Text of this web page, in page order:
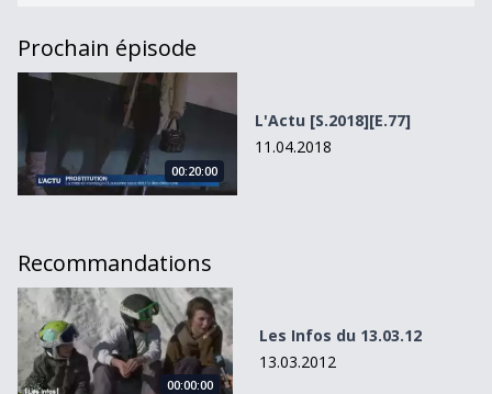
Prochain épisode
L&#039;Actu [S.2018][E.77]
00:20:00
L'Actu [S.2018][E.77]
11.04.2018
Recommandations
Les Infos du 13.03.12
00:00:00
Les Infos du 13.03.12
13.03.2012